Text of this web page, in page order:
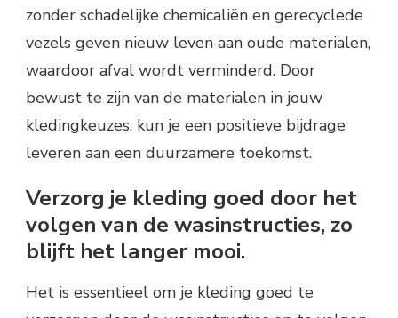
zonder schadelijke chemicaliën en gerecyclede
vezels geven nieuw leven aan oude materialen,
waardoor afval wordt verminderd. Door
bewust te zijn van de materialen in jouw
kledingkeuzes, kun je een positieve bijdrage
leveren aan een duurzamere toekomst.
Verzorg je kleding goed door het
volgen van de wasinstructies, zo
blijft het langer mooi.
Het is essentieel om je kleding goed te